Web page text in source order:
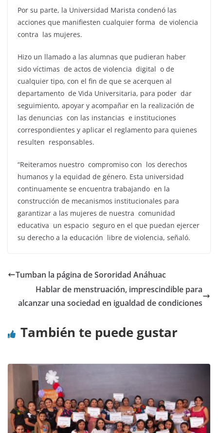
Por su parte, la Universidad Marista condenó las
acciones que manifiesten cualquier forma de violencia
contra las mujeres.
Hizo un llamado a las alumnas que pudieran haber
sido víctimas de actos de violencia digital o de
cualquier tipo, con el fin de que se acerquen al
departamento de Vida Universitaria, para poder dar
seguimiento, apoyar y acompañar en la realización de
las denuncias con las instancias e instituciones
correspondientes y aplicar el reglamento para quienes
resulten responsables.
“Reiteramos nuestro compromiso con los derechos
humanos y la equidad de género. Esta universidad
continuamente se encuentra trabajando en la
construcción de mecanismos institucionales para
garantizar a las mujeres de nuestra comunidad
educativa un espacio seguro en el que puedan ejercer
su derecho a la educación libre de violencia, señaló.
Tumban la página de Sororidad Anáhuac
Hablar de menstruación, imprescindible para
alcanzar una sociedad en igualdad de condiciones
También te puede gustar